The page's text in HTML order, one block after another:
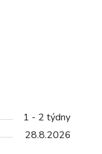
1 - 2 týdny
28.8.2026